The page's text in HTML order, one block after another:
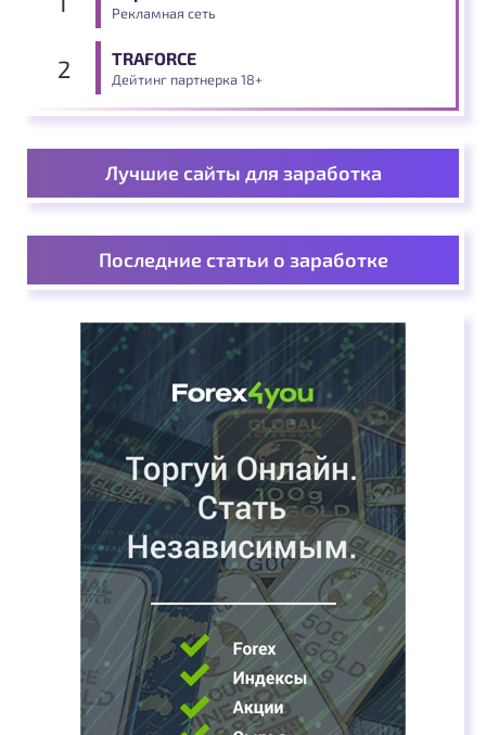
Рекламная сеть
TRAFORCE
Дейтинг партнерка 18+
Лучшие сайты для заработка
Последние статьи о заработке